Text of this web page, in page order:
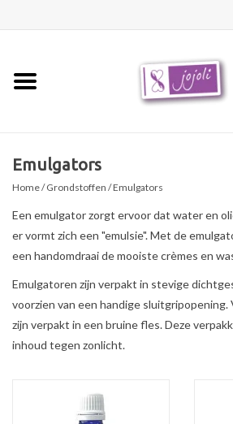
Verpakkingen
Materialen
Startpakketten
Recepten
Emulgators
Home/Grondstoffen / Emulgators
Een emulgator zorgt ervoor dat water en
er vormt zich een "emulsie". Met de
een handomdraai de mooiste crèmes en
Emulgatoren zijn verpakt in stevige
voorzien van een handige
zijn verpakt in een bruine fles. Deze
inhoud tegen zonlicht.